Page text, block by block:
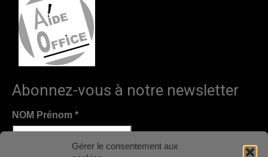
Gérer le consentement aux
Abonnez-vous à notre newsletter
NOM Prénom *